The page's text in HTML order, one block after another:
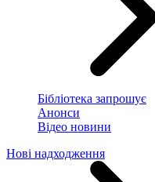
Бібліотека запрошує
Анонси
Відео новини
Нові надходження